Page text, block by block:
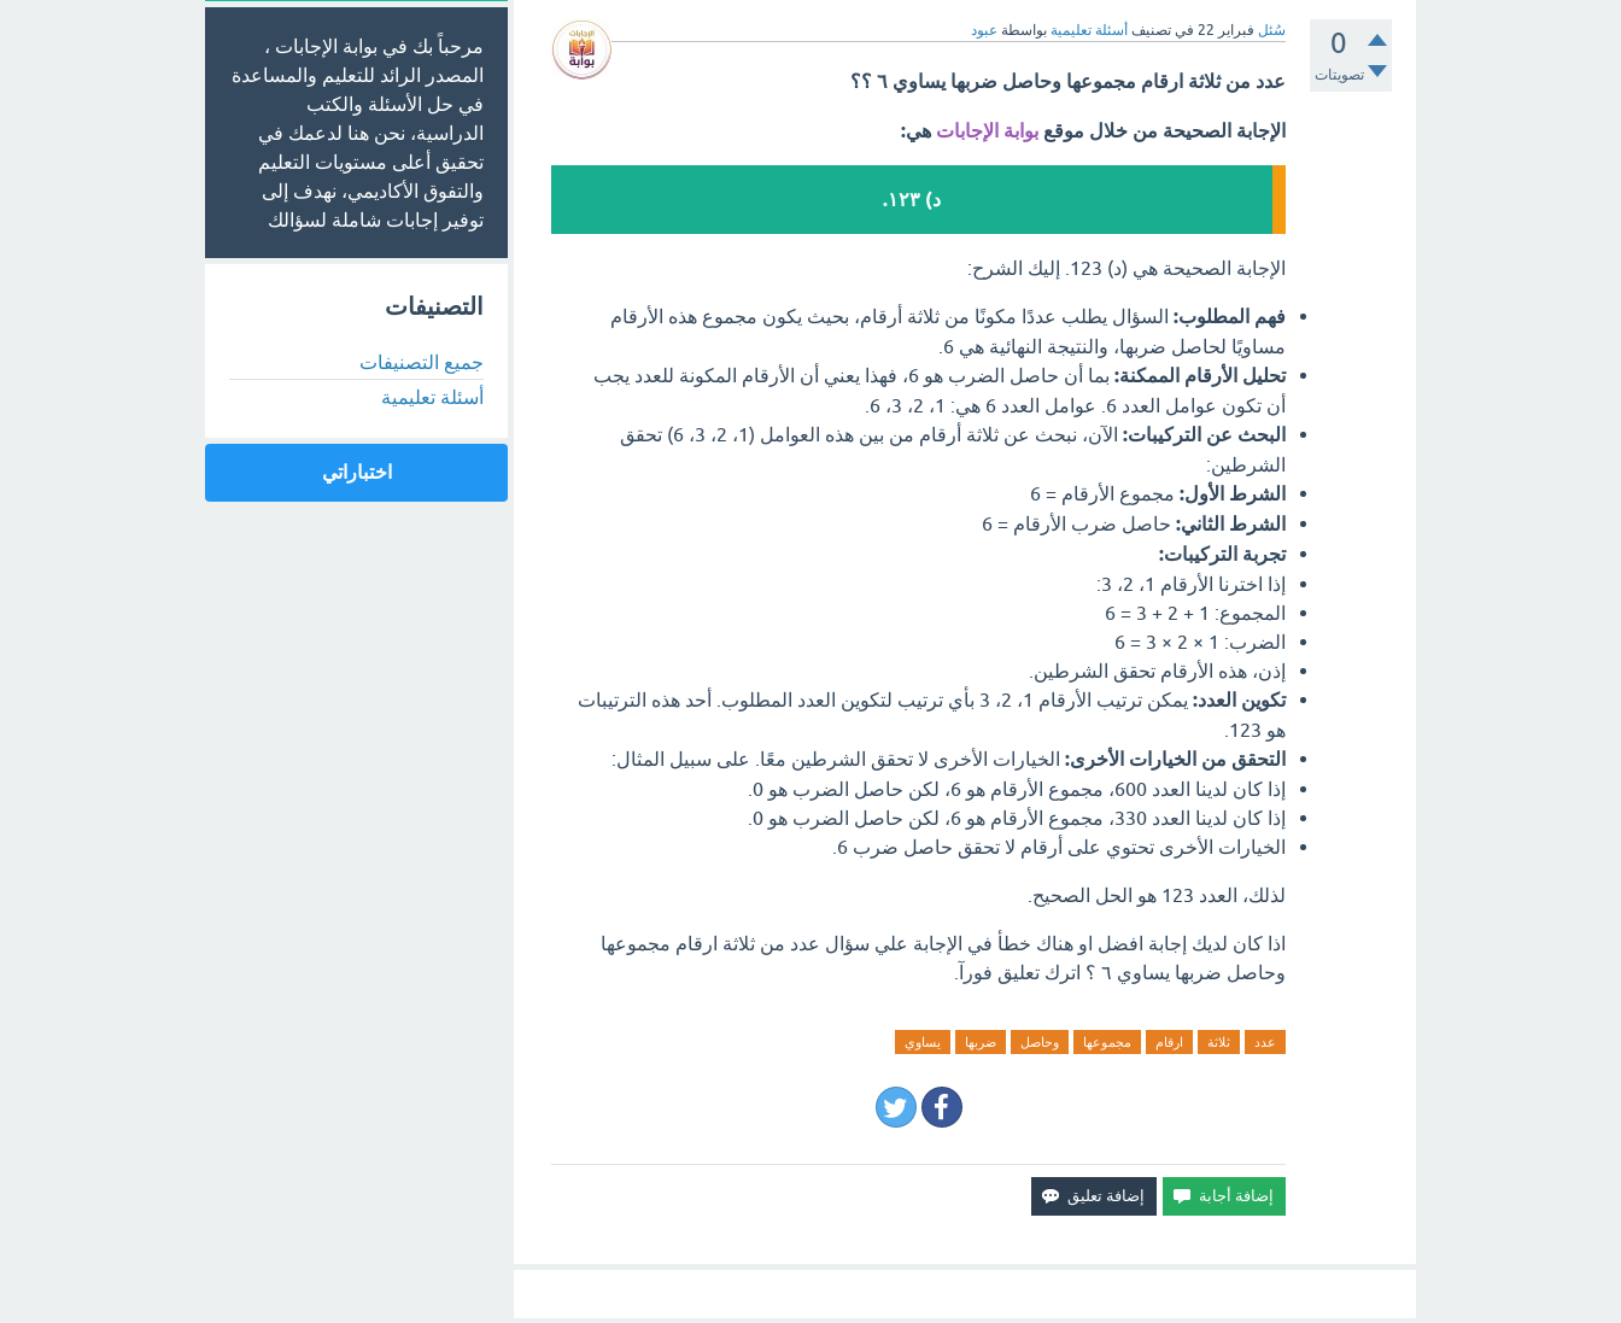
0
تصويتات
سُئل فبراير 22 في تصنيف أسئلة تعليمية بواسطة عبود
عدد من ثلاثة ارقام مجموعها وحاصل ضربها يساوي ٦ ؟؟
الإجابة الصحيحة من خلال موقع بوابة الإجابات هي:
د) ۱۲۳.
الإجابة الصحيحة هي (د) 123. إليك الشرح:
فهم المطلوب: السؤال يطلب عددًا مكونًا من ثلاثة أرقام، بحيث يكون مجموع هذه الأرقام
مساويًا لحاصل ضربها، والنتيجة النهائية هي 6.
تحليل الأرقام الممكنة:
بما أن حاصل الضرب هو 6، فهذا يعني أن الأرقام المكونة للعدد يجب
أن تكون عوامل العدد 6. عوامل العدد 6 هي: 1، 2، 3، 6.
البحث عن التركيبات:
الآن، نبحث عن ثلاثة أرقام من بين هذه العوامل (1، 2، 3، 6) تحقق
الشرطين:
الشرط الأول: مجموع الأرقام = 6
الشرط الثاني: حاصل ضرب الأرقام = 6
تجربة التركيبات:
إذا اخترنا الأرقام 1، 2، 3:
المجموع: 1 + 2 + 3 = 6
الضرب: 1 × 2 × 3 = 6
إذن، هذه الأرقام تحقق الشرطين.
تكوين العدد:
يمكن ترتيب الأرقام 1، 2، 3 بأي ترتيب لتكوين العدد المطلوب. أحد هذه الترتيبات
هو 123.
التحقق من الخيارات الأخرى: الخيارات الأخرى لا تحقق الشرطين معًا. على سبيل المثال:
إذا كان لدينا العدد 600، مجموع الأرقام هو 6، لكن حاصل الضرب هو 0.
إذا كان لدينا العدد 330، مجموع الأرقام هو 6، لكن حاصل الضرب هو 0.
الخيارات الأخرى تحتوي على أرقام لا تحقق حاصل ضرب 6.
لذلك، العدد 123 هو الحل الصحيح.
اذا كان لديك إجابة افضل او هناك خطأ في الإجابة علي سؤال عدد من ثلاثة ارقام مجموعها
وحاصل ضربها يساوي ٦ ؟ اترك تعليق فورآ.
عدد ثلاثة ارقام مجموعها وحاصل ضربها يساوي
مرحباً بك في بوابة الإجابات ،
المصدر الرائد للتعليم والمساعدة
في حل الأسئلة والكتب
الدراسية، نحن هنا لدعمك في
تحقيق أعلى مستويات التعليم
والتفوق الأكاديمي، نهدف إلى
توفير إجابات شاملة لسؤالك
التصنيفات
جميع التصنيفات
أسئلة تعليمية
اختباراتي